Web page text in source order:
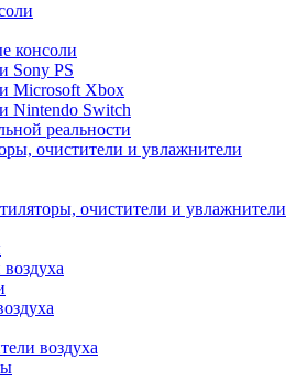
консоли
Sony PS
Microsoft Xbox
Nintendo Switch
реальности
очистители и увлажнители
очистители и увлажнители
воздуха